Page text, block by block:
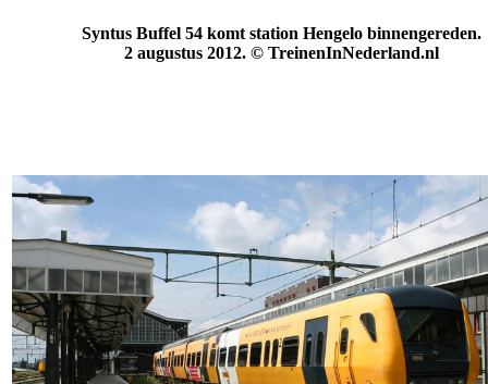
Syntus Buffel 54 komt station Hengelo binnengereden.
2 augustus 2012. © TreinenInNederland.nl